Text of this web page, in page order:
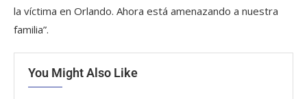
la víctima en Orlando. Ahora está amenazando a nuestra
familia”.
You Might Also Like